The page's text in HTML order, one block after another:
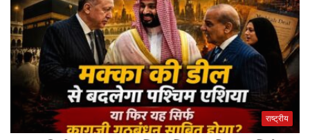
राष्ट्रीय